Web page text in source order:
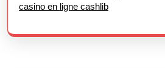
casino en ligne cashlib